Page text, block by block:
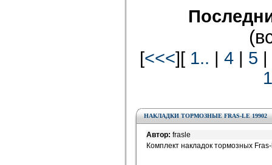
[<<<][ 1.. | 4| 5 |
НАКЛАДКИ ТОРМОЗНЫЕ FRAS-LE 19902
Автор: frasle
Комплект накладок тормозных